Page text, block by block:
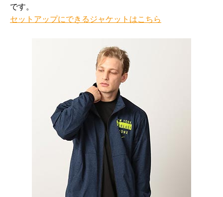
です。
セットアップにできるジャケットはこちら